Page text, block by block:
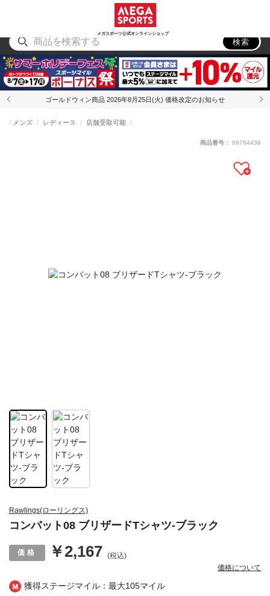
メガスポーツ公式オンラインショップ
アウトドア
検索
ゴールドウィン商品 2026年8月25日(火) 価格改定のお知らせ
獲得ステージマイル：最大105マイル
Rawlings(ローリングス)
コンバット08 ブリザードTシャツ-ブラック
メンズ レディース 店舗受取可能
￥2,167 (税込)
価格について
商品番号： 69764439